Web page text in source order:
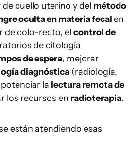
cuello uterino y del método
oculta en materia fecalen
de colo-recto, el control de
de citología
de espera, mejorar
diagnóstica (radiología,
la lectura remota de
los recursos en radioterapia.
están atendiendo esas